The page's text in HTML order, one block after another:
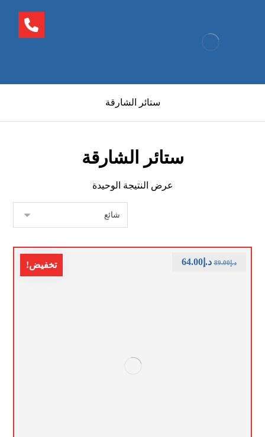
ستائر الشارقة
ستائر الشارقة
عرض النتيجة الوحيدة
تخفيض! د.إ89.00 د.إ64.00